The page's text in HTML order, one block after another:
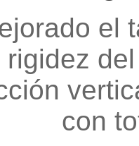
el
con